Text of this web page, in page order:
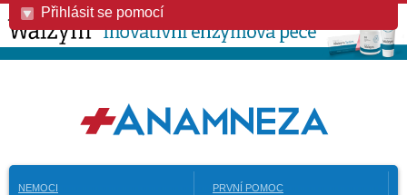
Přihlásit se pomocí
NEMOCI
PRVNÍ POMOC